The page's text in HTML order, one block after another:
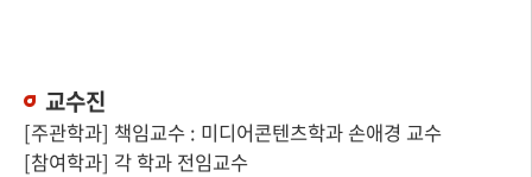
교수진
[주관학과] 책임교수 : 미디어콘텐츠학과 손애경 교수
[참여학과] 각 학과 전임교수